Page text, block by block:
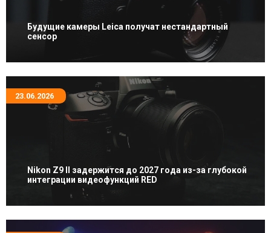
Будущие камеры Leica получат нестандартный
сенсор
23.06.2026
Nikon Z9 II задержится до 2027 года из-за глубокой
интеграции видеофункций RED